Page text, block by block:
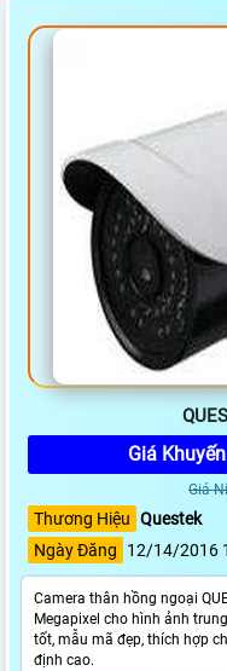
Giá
Giá
Thương Hiệu Questek
Ngày Đăng
12/14/2016
Camera thân hồng ngoại
Megapixel cho hình ảnh
tốt, mẫu mã đẹp, thích hợp
định cao.